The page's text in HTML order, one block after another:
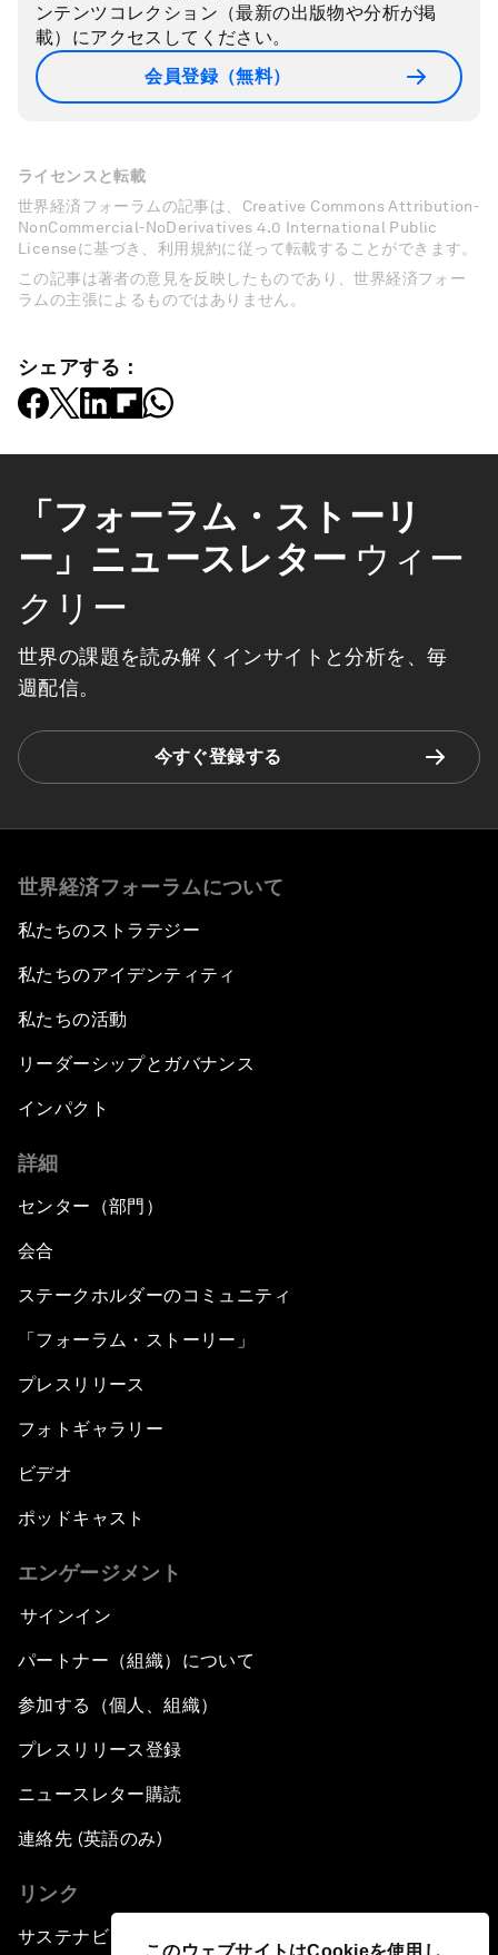
このウェブサイトはCookieを使用し
ンテンツコレクション（最新の出版物や分析が掲
載）にアクセスしてください。
会員登録（無料）
ライセンスと転載
世界経済フォーラムの記事は、Creative Commons Attribution-
NonCommercial-NoDerivatives 4.0 International Public
Licenseに基づき、利用規約に従って転載することができます。
この記事は著者の意見を反映したものであり、世界経済フォー
ラムの主張によるものではありません。
シェアする：
「フォーラム・ストーリ
ー」ニュースレター ウィー
クリー
世界の課題を読み解くインサイトと分析を、毎
週配信。
今すぐ登録する
世界経済フォーラムについて
私たちのストラテジー
私たちのアイデンティティ
私たちの活動
リーダーシップとガバナンス
インパクト
詳細
センター（部門）
会合
ステークホルダーのコミュニティ
「フォーラム・ストーリー」
プレスリリース
フォトギャラリー
ビデオ
ポッドキャスト
エンゲージメント
サインイン
パートナー（組織）について
参加する（個人、組織）
プレスリリース登録
ニュースレター購読
連絡先 (英語のみ)
リンク
サステナビリティへの取り組み